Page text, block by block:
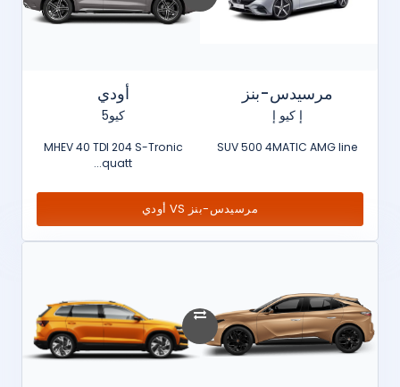
مرسيدس-بنز
إ كيو إ
SUV 500 4MATIC AMG line
أودي
كيو5
MHEV 40 TDI 204 S-Tronic
quatt...
مرسيدس-بنز VS أودي